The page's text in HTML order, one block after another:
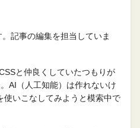
記事の編集を担当していま
と仲良くしていたつもりが
AI（人工知能）は作れないけ
使いこなしてみようと模索中で